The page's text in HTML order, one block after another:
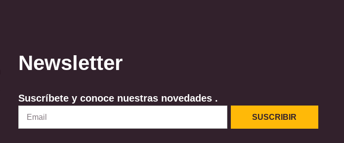
Newsletter
Suscríbete y conoce nuestras novedades .
SUSCRIBIR